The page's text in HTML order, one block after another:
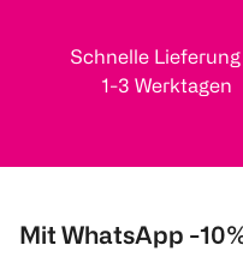
Schnelle
1-3 Werktagen
Mit WhatsApp -